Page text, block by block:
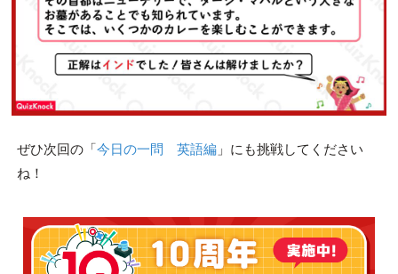
ぜひ次回の「今日の一問 英語編」にも挑戦してください
ね！